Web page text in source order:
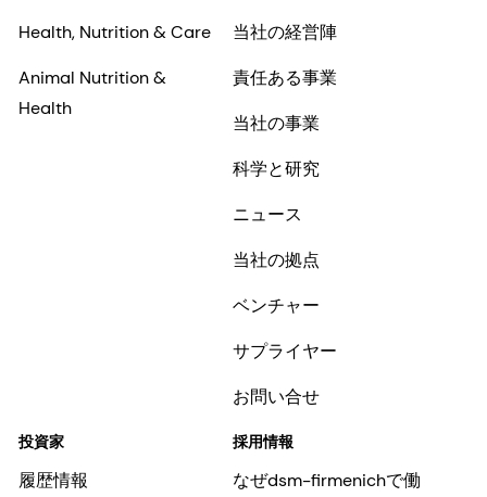
Health, Nutrition & Care
Animal Nutrition &
Health
当社の経営陣
責任ある事業
当社の事業
科学と研究
ニュース
当社の拠点
ベンチャー
サプライヤー
お問い合せ
投資家
履歴情報
採用情報
なぜdsm-firmenichで働